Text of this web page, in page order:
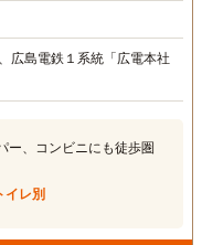
広島電鉄１系統「広電本社
ー、コンビニにも徒歩圏
イレ別